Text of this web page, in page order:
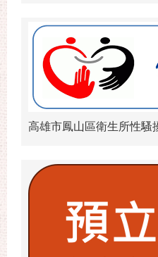
高雄市鳳山區衛生所性騷